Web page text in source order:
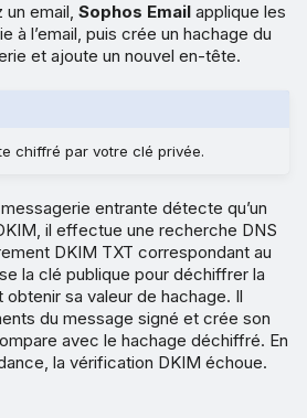
email, Sophos Email applique les
à l’email, puis crée un hachage du
et ajoute un nouvel en-tête.
chiffré par votre clé privée.
entrante détecte qu’un
il effectue une recherche DNS
DKIM TXT correspondant au
la clé publique pour déchiffrer la
sa valeur de hachage. Il
du message signé et crée son
avec le hachage déchiffré. En
la vérification DKIM échoue.